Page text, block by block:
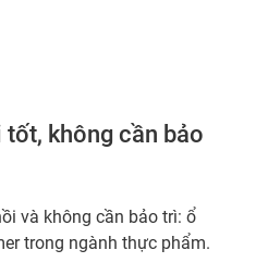
không cần bảo
và không cần bảo trì: ổ
trong ngành thực phẩm.